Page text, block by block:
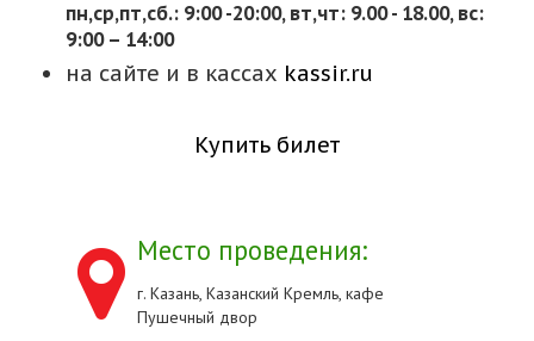
пн,cр,пт,сб.: 9:00 -20:00, вт,чт: 9.00 - 18.00, вс:
9:00 – 14:00
на сайте и в кассах kassir.ru
Купить билет
Место проведения:
г. Казань, Казанский Кремль, кафе
Пушечный двор